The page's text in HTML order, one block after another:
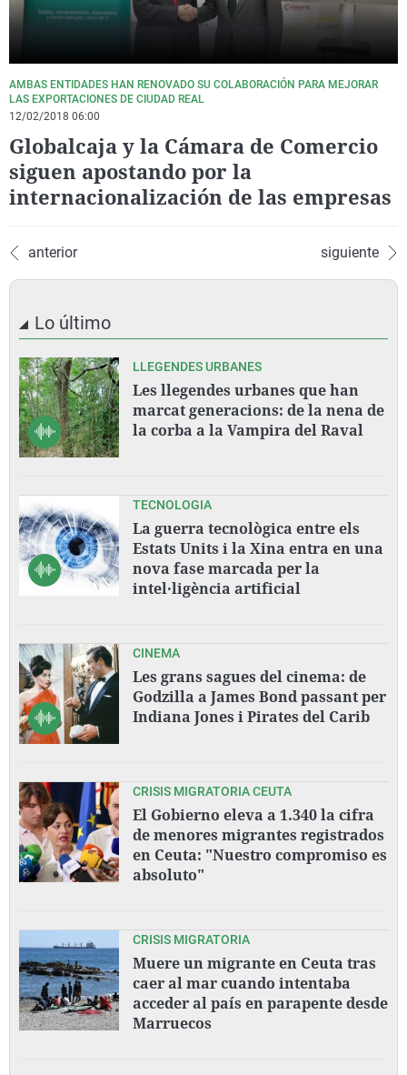
AMBAS ENTIDADES HAN RENOVADO SU COLABORACIÓN PARA MEJORAR
LAS EXPORTACIONES DE CIUDAD REAL
12/02/2018 06:00
Globalcaja y la Cámara de Comercio
siguen apostando por la
internacionalización de las empresas
anterior siguiente
Lo último
LLEGENDES URBANES
Les llegendes urbanes que han
marcat generacions: de la nena de
la corba a la Vampira del Raval
TECNOLOGIA
La guerra tecnològica entre els
Estats Units i la Xina entra en una
nova fase marcada per la
intel·ligència artificial
CINEMA
Les grans sagues del cinema: de
Godzilla a James Bond passant per
Indiana Jones i Pirates del Carib
CRISIS MIGRATORIA CEUTA
El Gobierno eleva a 1.340 la cifra
de menores migrantes registrados
en Ceuta: "Nuestro compromiso es
absoluto"
CRISIS MIGRATORIA
Muere un migrante en Ceuta tras
caer al mar cuando intentaba
acceder al país en parapente desde
Marruecos